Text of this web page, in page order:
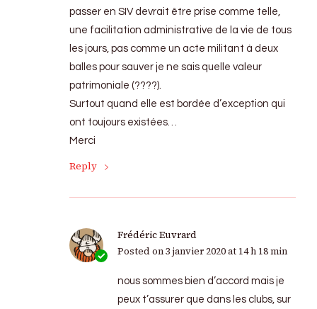
passer en SIV devrait être prise comme telle,
une facilitation administrative de la vie de tous
les jours, pas comme un acte militant à deux
balles pour sauver je ne sais quelle valeur
patrimoniale (????).
Surtout quand elle est bordée d’exception qui
ont toujours existées…
Merci
Reply
Frédéric Euvrard
Posted on3 janvier 2020 at 14 h 18 min
nous sommes bien d’accord mais je
peux t’assurer que dans les clubs, sur